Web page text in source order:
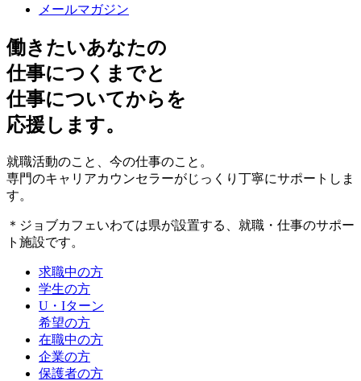
メールマガジン
働きたいあなたの
仕事につくまでと
仕事についてからを
応援します。
就職活動のこと、今の仕事のこと。
専門のキャリアカウンセラーがじっくり丁寧にサポートしま
す。
＊ジョブカフェいわては県が設置する、就職・仕事のサポー
ト施設です。
求職中の方
学生の方
U・Iターン
希望の方
在職中の方
企業の方
保護者の方